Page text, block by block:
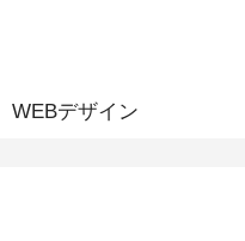
WEBデザイン